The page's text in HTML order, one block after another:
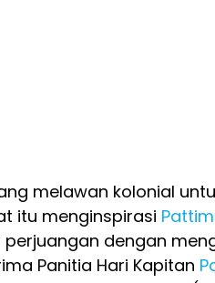
melawan kolonial
itu menginspirasi
dengan
Panitia Hari Kapitan